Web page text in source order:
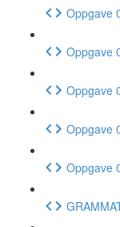
Oppgave
Oppgave
Oppgave
Oppgave
Oppgave